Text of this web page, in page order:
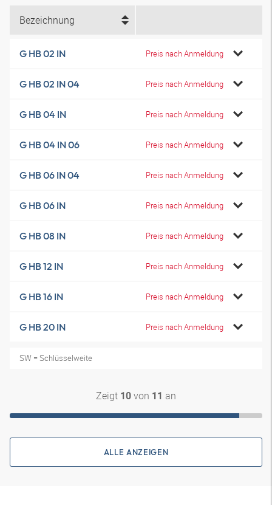
Bezeichnung
G HB 02 IN Preis nach Anmeldung
G HB 02 IN 04 Preis nach Anmeldung
G HB 04 IN Preis nach Anmeldung
G HB 04 IN 06 Preis nach Anmeldung
G HB 06 IN 04 Preis nach Anmeldung
G HB 06 IN Preis nach Anmeldung
G HB 08 IN Preis nach Anmeldung
G HB 12 IN Preis nach Anmeldung
G HB 16 IN Preis nach Anmeldung
G HB 20 IN Preis nach Anmeldung
SW = Schlüsselweite
Zeigt 10 von 11 an
ALLE ANZEIGEN